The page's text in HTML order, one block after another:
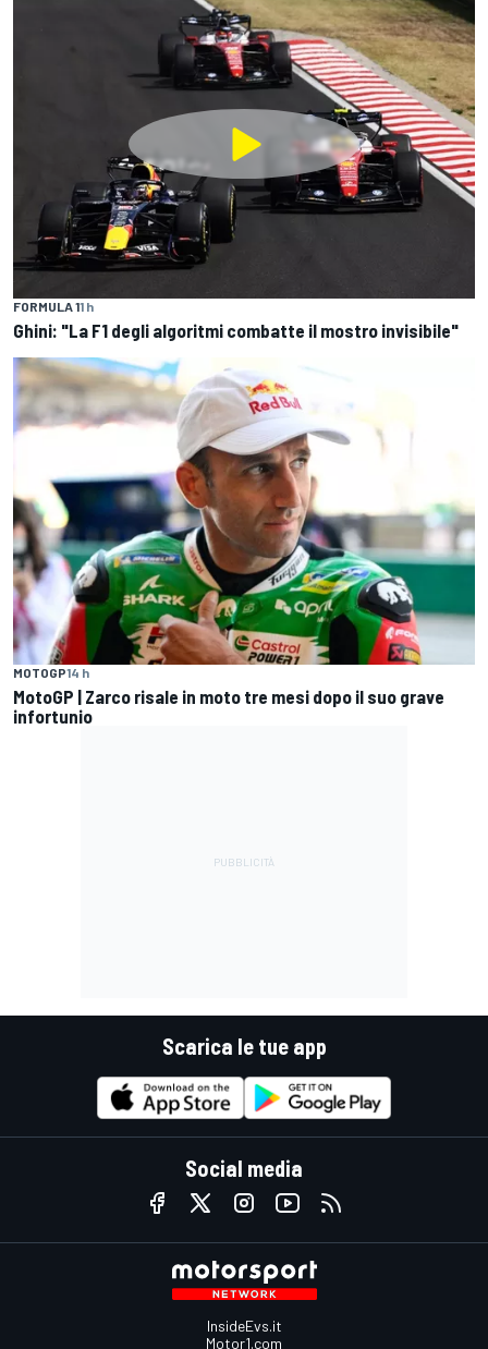
FORMULA 11 h
Ghini: "La F1 degli algoritmi combatte il mostro invisibile"
MOTOGP14 h
MotoGP | Zarco risale in moto tre mesi dopo il suo grave
infortunio
Scarica le tue app
Social media
InsideEvs.it
Motor1.com